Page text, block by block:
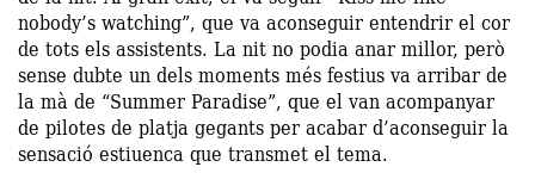
nobody’s watching”, que va aconseguir entendrir el cor
de tots els assistents. La nit no podia anar millor, però
sense dubte un dels moments més festius va arribar de
la mà de “Summer Paradise”, que el van acompanyar
de pilotes de platja gegants per acabar d’aconseguir la
sensació estiuenca que transmet el tema.